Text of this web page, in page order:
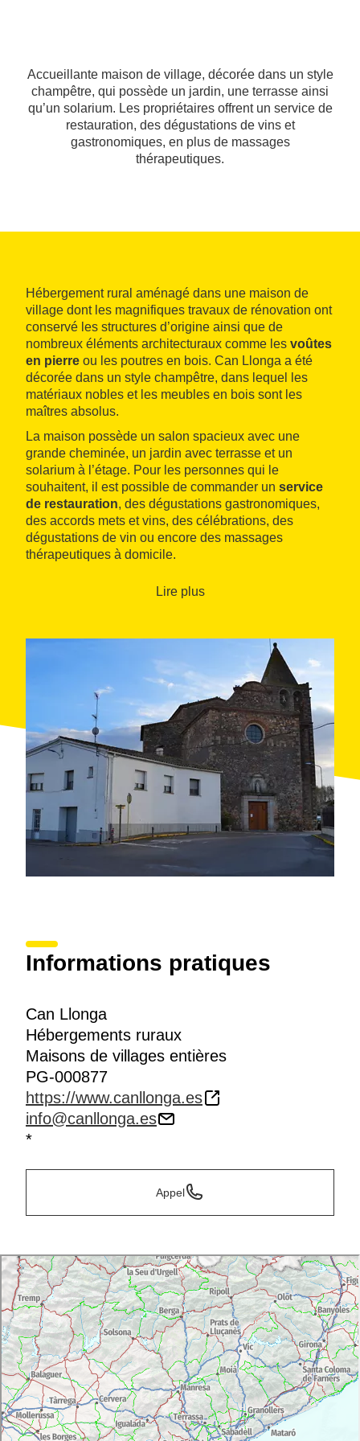
Accueillante maison de village, décorée dans un style
champêtre, qui possède un jardin, une terrasse ainsi
qu’un solarium. Les propriétaires offrent un service de
restauration, des dégustations de vins et
gastronomiques, en plus de massages
thérapeutiques.
Hébergement rural aménagé dans une maison de
village dont les magnifiques travaux de rénovation ont
conservé les structures d’origine ainsi que de
nombreux éléments architecturaux comme les voûtes
en pierre ou les poutres en bois. Can Llonga a été
décorée dans un style champêtre, dans lequel les
matériaux nobles et les meubles en bois sont les
maîtres absolus.
La maison possède un salon spacieux avec une
grande cheminée, un jardin avec terrasse et un
solarium à l’étage. Pour les personnes qui le
souhaitent, il est possible de commander un service
de restauration, des dégustations gastronomiques,
des accords mets et vins, des célébrations, des
dégustations de vin ou encore des massages
thérapeutiques à domicile.
Lire plus
Informations pratiques
Can Llonga
Hébergements ruraux
Maisons de villages entières
PG-000877
https://www.canllonga.es
info@canllonga.es
*
Appel